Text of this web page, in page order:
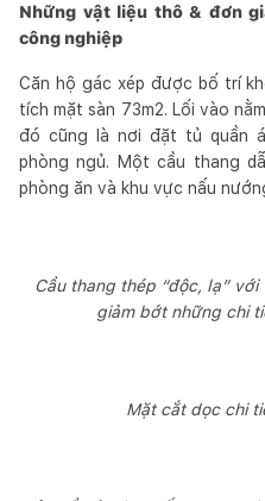
Những vật liệu thô & đơn
công nghiệp
Căn hộ gác xép được bố trí
tích mặt sàn 73m2. Lối vào
đó cũng là nơi đặt tủ quần
phòng ngủ. Một cầu thang
phòng ăn và khu vực nấu
Cầu thang thép “độc, lạ”
giảm bớt những chi
Mặt cắt dọc chi